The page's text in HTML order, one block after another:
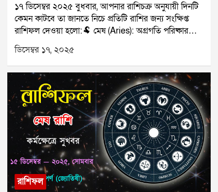
১৭ ডিসেম্বর ২০২৫ বুধবার, আপনার রাশিচক্র অনুযায়ী দিনটি
কেমন কাটবে তা জানতে নিচে প্রতিটি রাশির জন্য সংক্ষিপ্ত
রাশিফল দেওয়া হলো:🐏 মেষ (Aries): অগ্রগতি পরিষ্কার
হবে।🐂 বৃষ (Taurus): পরিবারের সঙ্গে ভালো সময়।👥
মিথুন (Gemini): সিদ্ধান্ত নিতে হবে।🦀 কর্কট (Cancer):
রোগ প্রতিরোধে সতর্কতা।🦁 সিংহ (Leo): অর্থপ্রাপ্তি।🌾 কন্যা
(Virgo): সম্পর্কের উষ্ণতা।⚖️ তুলা (Libra): ভ্রমণ নিশ্চিত।🦂
বৃশ্চিক (Scorpio): পাওনা মিলবে।🏹 ধনু (Sagittarius):
কাজ দ্রুত এগোবে।🐐 মকর (Capricorn): কথায় সতর্ক।🌊
কুম্ভ (Aquarius): বন্ধু উপকার করবে।🐟 মীন (Pisces):
কাগজপত্রে সাফল্য।যে কোনও সমস্যার স্থায়ী সমাধানের জন্য
যোগাযোগ করুনঃ শ্রী সূপর্ণ (জ্যোতিষী)যোগাযোগঃ
৯৮৩০০৬৫২৪০, ওয়েবসাইটঃ www.srisuparna.com
ডিসেম্বর ১৭, ২০২৫
রাশিফল